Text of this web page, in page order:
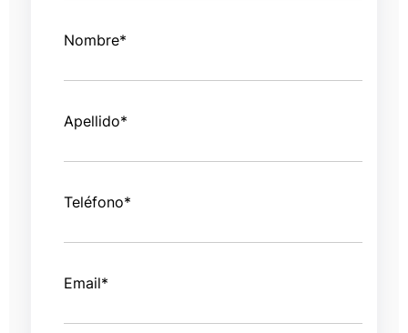
Nombre*
Apellido*
Teléfono*
Email*